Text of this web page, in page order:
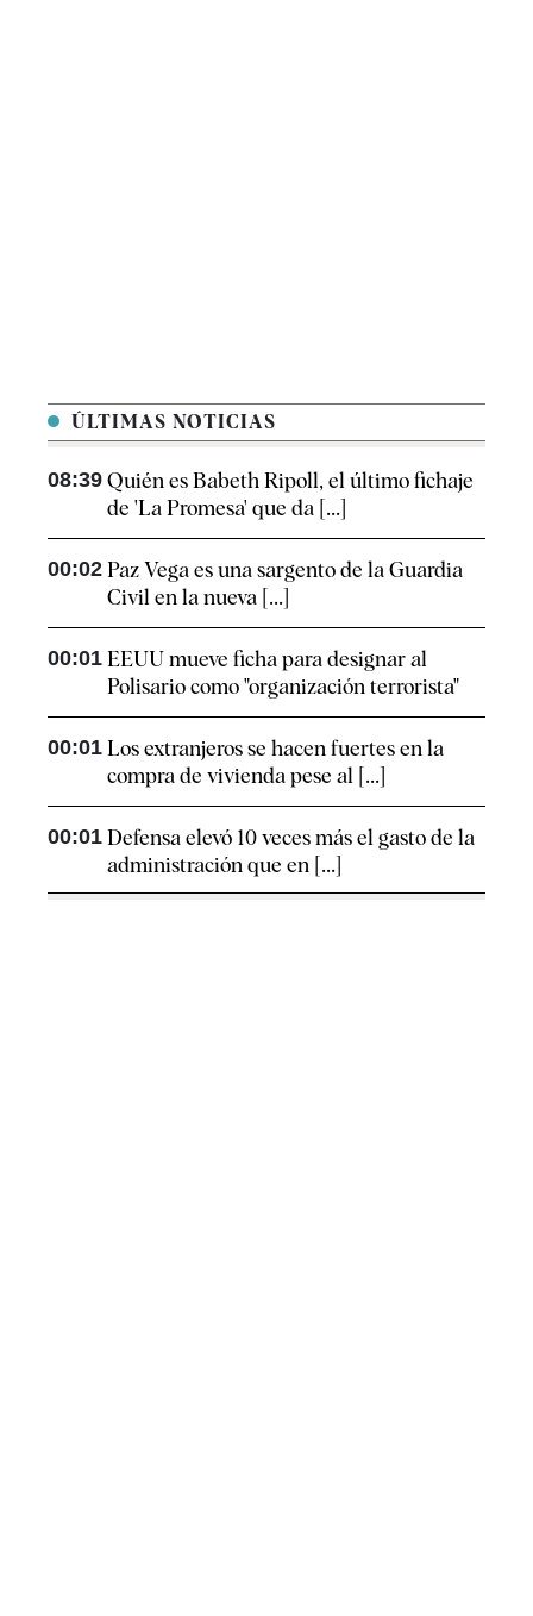
ÚLTIMAS NOTICIAS
08:39 Quién es Babeth Ripoll, el último fichaje
de 'La Promesa' que da [...]
00:02 Paz Vega es una sargento de la Guardia
Civil en la nueva [...]
00:01 EEUU mueve ficha para designar al
Polisario como "organización terrorista"
00:01 Los extranjeros se hacen fuertes en la
compra de vivienda pese al [...]
00:01 Defensa elevó 10 veces más el gasto de la
administración que en [...]